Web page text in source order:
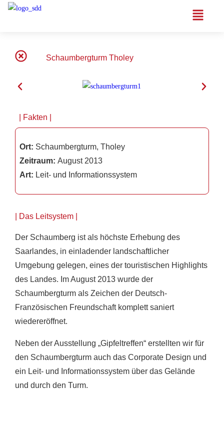
Schaumbergturm Tholey
| Fakten |
Ort: Schaumbergturm, Tholey
Zeitraum: August 2013
Art: Leit- und Informationssystem
| Das Leitsystem |
Der Schaumberg ist als höchste Erhebung des
Saarlandes, in einladender landschaftlicher
Umgebung gelegen, eines der touristischen Highlights
des Landes. Im August 2013 wurde der
Schaumbergturm als Zeichen der Deutsch-
Französischen Freundschaft komplett saniert
wiedereröffnet.
Neben der Ausstellung „Gipfeltreffen“ erstellten wir für
den Schaumbergturm auch das Corporate Design und
ein Leit- und Informationssystem über das Gelände
und durch den Turm.